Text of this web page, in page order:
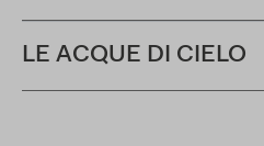
LE ACQUE DI CIELO